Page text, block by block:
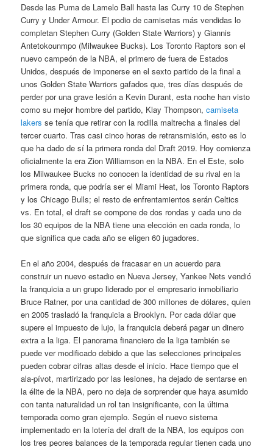
Desde las Puma de Lamelo Ball hasta las Curry 10 de Stephen
Curry y Under Armour. El podio de camisetas más vendidas lo
completan Stephen Curry (Golden State Warriors) y Giannis
Antetokounmpo (Milwaukee Bucks). Los Toronto Raptors son el
nuevo campeón de la NBA, el primero de fuera de Estados
Unidos, después de imponerse en el sexto partido de la final a
unos Golden State Warriors gafados que, tres días después de
perder por una grave lesión a Kevin Durant, esta noche han visto
como su mejor hombre del partido, Klay Thompson,camiseta
lakers se tenía que retirar con la rodilla maltrecha a finales del
tercer cuarto. Tras casi cinco horas de retransmisión, esto es lo
que ha dado de sí la primera ronda del Draft 2019. Hoy comienza
oficialmente la era Zion Williamson en la NBA. En el Este, solo
los Milwaukee Bucks no conocen la identidad de su rival en la
primera ronda, que podría ser el Miami Heat, los Toronto Raptors
y los Chicago Bulls; el resto de enfrentamientos serán Celtics
vs. En total, el draft se compone de dos rondas y cada uno de
los 30 equipos de la NBA tiene una elección en cada ronda, lo
que significa que cada año se eligen 60 jugadores.
En el año 2004, después de fracasar en un acuerdo para
construir un nuevo estadio en Nueva Jersey, Yankee Nets vendió
la franquicia a un grupo liderado por el empresario inmobiliario
Bruce Ratner, por una cantidad de 300 millones de dólares, quien
en 2005 trasladó la franquicia a Brooklyn. Por cada dólar que
supere el impuesto de lujo, la franquicia deberá pagar un dinero
extra a la liga. El panorama financiero de la liga también se
puede ver modificado debido a que las selecciones principales
pueden cobrar cifras altas desde el inicio. Hace tiempo que el
ala-pívot, martirizado por las lesiones, ha dejado de sentarse en
la élite de la NBA, pero no deja de sorprender que haya asumido
con tanta naturalidad un rol tan insignificante, con la última
temporada como gran ejemplo. Según el nuevo sistema
implementado en la lotería del draft de la NBA, los equipos con
los tres peores balances de la temporada regular tienen cada uno